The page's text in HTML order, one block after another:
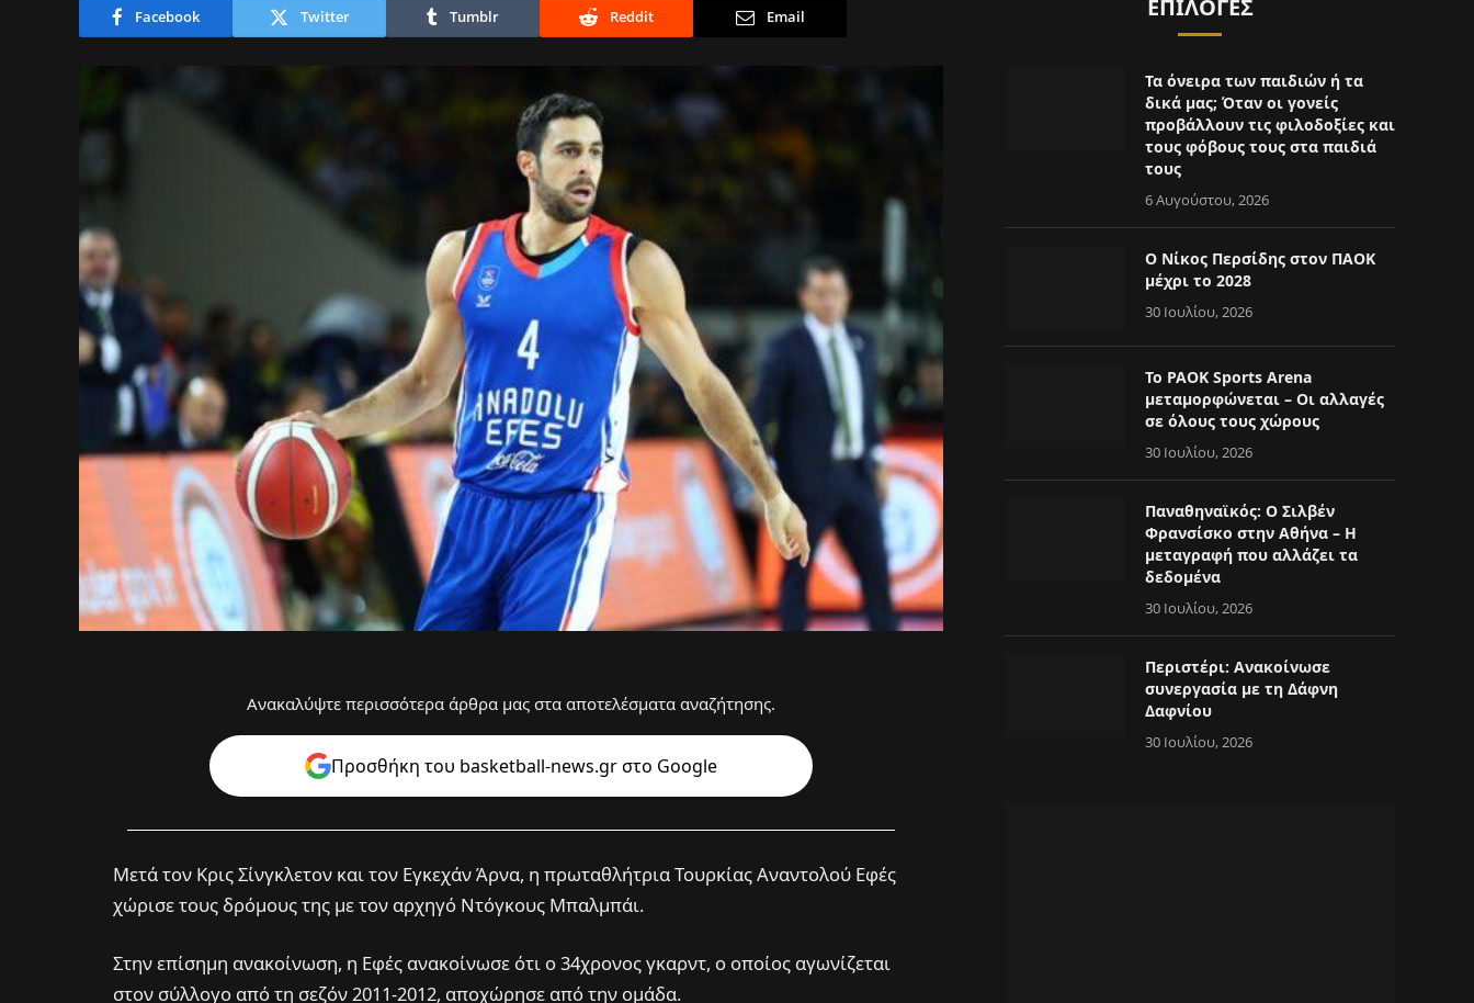
Facebook Twitter Tumblr Reddit Email
Ανακαλύψτε περισσότερα άρθρα μας στα αποτελέσματα αναζήτησης.
Προσθήκη του basketball-news.gr στo Google
Μετά τον Κρις Σίνγκλετον και τον Εγκεχάν Άρνα, η πρωταθλήτρια Τουρκίας Αναντολού Εφές
χώρισε τους δρόμους της με τον αρχηγό Ντόγκους Μπαλμπάι.
Στην επίσημη ανακοίνωση, η Εφές ανακοίνωσε ότι ο 34χρονος γκαρντ, ο οποίος αγωνίζεται
στον σύλλογο από τη σεζόν 2011-2012, αποχώρησε από την ομάδα.
ΕΠΙΛΟΓΈΣ
Τα όνειρα των παιδιών ή τα
δικά μας; Όταν οι γονείς
προβάλλουν τις φιλοδοξίες και
τους φόβους τους στα παιδιά
τους
6 Αυγούστου, 2026
Ο Νίκος Περσίδης στον ΠΑΟΚ
μέχρι το 2028
30 Ιουλίου, 2026
Το PAOK Sports Arena
μεταμορφώνεται – Οι αλλαγές
σε όλους τους χώρους
30 Ιουλίου, 2026
Παναθηναϊκός: Ο Σιλβέν
Φρανσίσκο στην Αθήνα – Η
μεταγραφή που αλλάζει τα
δεδομένα
30 Ιουλίου, 2026
Περιστέρι: Ανακοίνωσε
συνεργασία με τη Δάφνη
Δαφνίου
30 Ιουλίου, 2026